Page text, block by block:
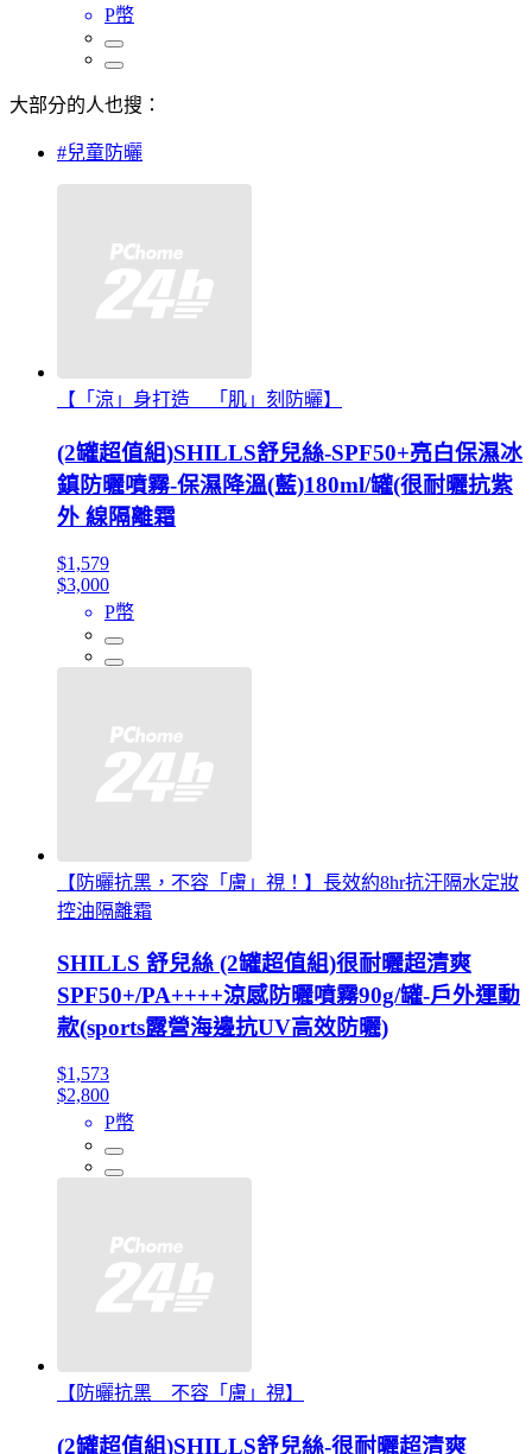
P幣
大部分的人也搜：
#兒童防曬
【「涼」身打造 「肌」刻防曬】
(2罐超值組)SHILLS舒兒絲-SPF50+亮白保濕冰
鎮防曬噴霧-保濕降溫(藍)180ml/罐(很耐曬抗紫
外 線隔離霜
$1,579
$3,000
P幣
【防曬抗黑，不容「膚」視！】長效約8hr抗汗隔水定妝
控油隔離霜
SHILLS 舒兒絲 (2罐超值組)很耐曬超清爽
SPF50+/PA++++涼感防曬噴霧90g/罐-戶外運動
款(sports露營海邊抗UV高效防曬)
$1,573
$2,800
P幣
【防曬抗黑 不容「膚」視】
(2罐超值組)SHILLS舒兒絲-很耐曬超清爽